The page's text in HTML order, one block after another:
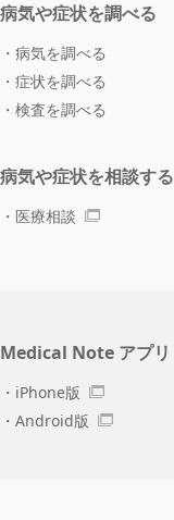
病気や症状を調べる
病気を調べる
症状を調べる
検査を調べる
病気や症状を相談する
医療相談
Medical Note アプリ
iPhone版
Android版